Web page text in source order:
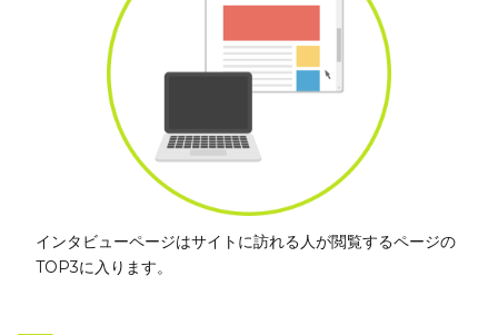
インタビューページはサイトに訪れる人が閲覧するページの
TOP3に入ります。